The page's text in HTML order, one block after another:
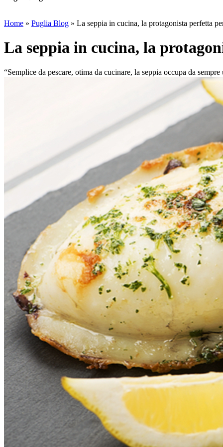
Home » Puglia Blog » La seppia in cucina, la protagonista perfetta
La seppia in cucina, la
“Semplice da pescare, otima da cucinare, la seppia occupa da